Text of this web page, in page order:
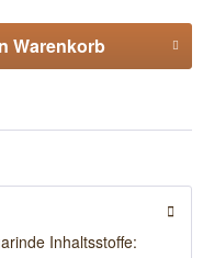
Warenkorb
Inhaltsstoffe: